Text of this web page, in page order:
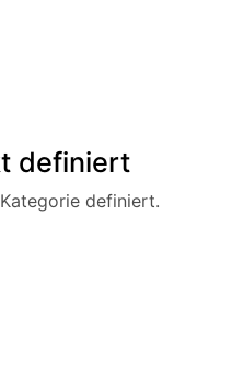
definiert
definiert.